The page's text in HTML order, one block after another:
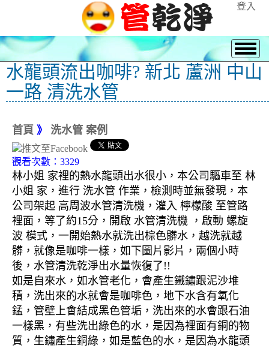
登入
水龍頭流出咖啡? 新北 蘆洲 中山
一路 清洗水管
首頁 》 洗水管 案例
觀看次數：3329
林小姐 家裡的熱水龍頭出水很小，本公司驅車至 林
小姐 家，進行 洗水管 作業，檢測時並無發現，本
公司架起 高周波水管清洗機，灌入 檸檬酸 至管路
裡面，等了約15分，開啟 水管清洗機 ，啟動 螺旋
波 模式，一開始熱水就洗出棕色髒水，越洗就越
髒，就像是咖啡一樣，如下圖片影片，兩個小時
後，水管清洗乾淨出水量恢復了!!
如是自來水，如水管老化，會產生鐵鏽跟泥沙堆
積，洗出來的水就會是咖啡色，地下水含有氧化
錳，管壁上會結成黑色管垢，洗出來的水會跟石油
一樣黑，有些洗出綠色的水，是因為裡面有銅的物
質，生鏽產生銅綠，如是藍色的水，是因為水龍頭